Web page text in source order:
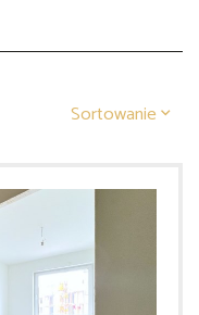
Sortowanie